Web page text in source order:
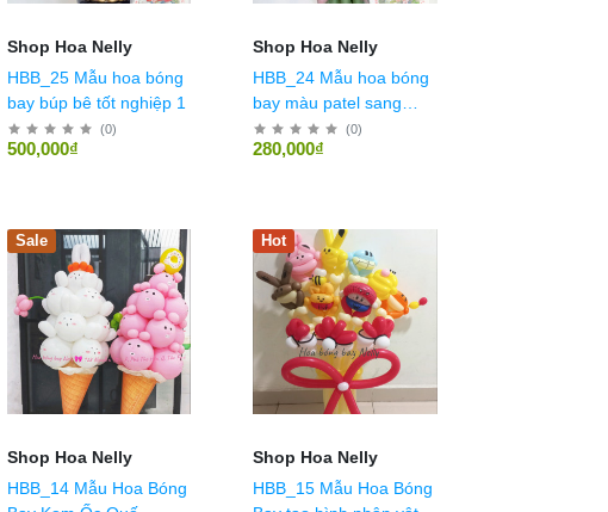
Shop Hoa Nelly
HBB_25 Mẫu hoa bóng
bay búp bê tốt nghiệp 1
(0)
500,000₫
Shop Hoa Nelly
HBB_24 Mẫu hoa bóng
bay màu patel sang
trọng
(0)
280,000₫
Sale
Shop Hoa Nelly
HBB_14 Mẫu Hoa Bóng
Hot
Shop Hoa Nelly
HBB_15 Mẫu Hoa Bóng